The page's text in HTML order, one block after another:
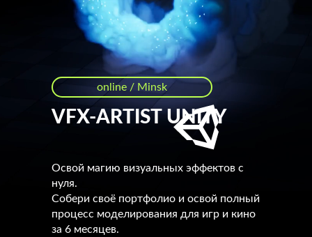
Освой магию визуальных эффектов с
нуля.
Собери своё портфолио и освой полный
процесс моделирования для игр и кино
за 6 месяцев.
VFX-ARTIST UNITY
online / Minsk